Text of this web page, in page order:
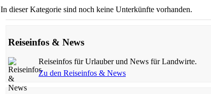
Bauernhof
Thanstein
In dieser Kategorie sind noch keine Unterkünfte vorhanden.
Reiseinfos & News
Reiseinfos für Urlauber und News für Landwirte.
Zu den Reiseinfos & News